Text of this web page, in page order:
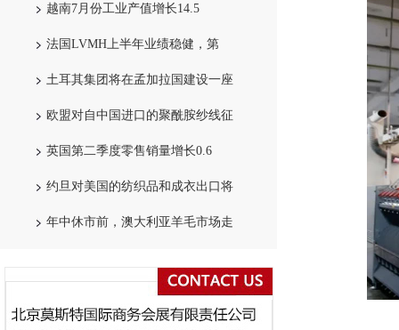
越南7月份工业产值增长14.5
法国LVMH上半年业绩稳健，第
土耳其集团将在孟加拉国建设一座
欧盟对自中国进口的聚酰胺纱线征
英国第二季度零售销量增长0.6
约旦对美国的纺织品和成衣出口将
年中休市前，澳大利亚羊毛市场走